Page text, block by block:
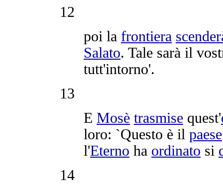
12
poi la frontiera
Salato. Tale sarà il
tutt'intorno'.
13
E Mosè trasmise quest'
loro: `Questo è il paese
l'Eterno ha ordinato si
14